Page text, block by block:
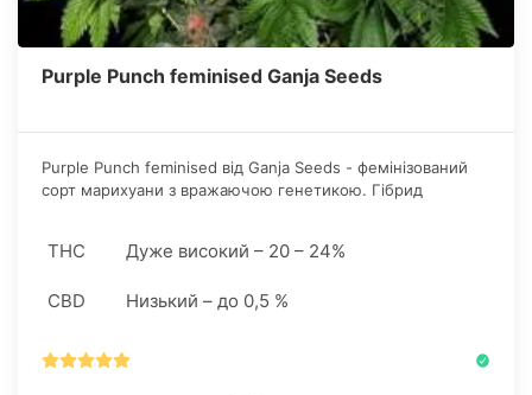
Purple Punch feminised Ganja Seeds
Purple Punch feminised від Ganja Seeds - фемінізований
сорт марихуани з вражаючою генетикою. Гібрид
THC Дуже високий – 20 – 24%
CBD Низький – до 0,5 %